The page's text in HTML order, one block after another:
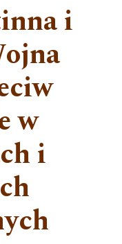
i
w
i